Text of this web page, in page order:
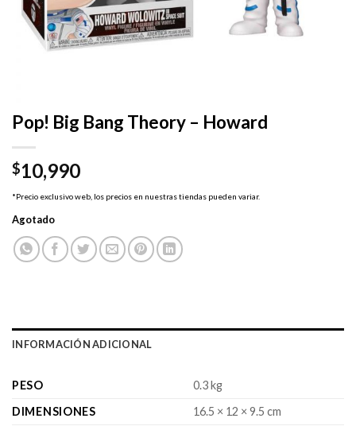
Pop! Big Bang Theory – Howard
$10,990
*Precio exclusivo web, los precios en nuestras tiendas pueden variar.
Agotado
INFORMACIÓN ADICIONAL
PESO
0.3 kg
DIMENSIONES
16.5 × 12 × 9.5 cm